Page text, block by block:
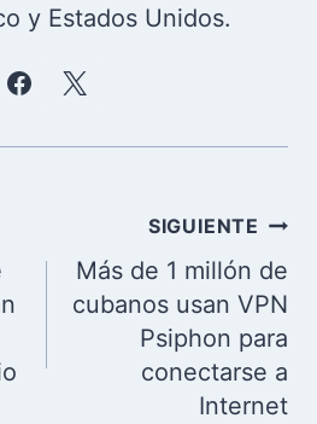
y Estados Unidos.
SIGUIENTE
Más de 1 millón de
cubanos usan VPN
Psiphon para
conectarse a
Internet